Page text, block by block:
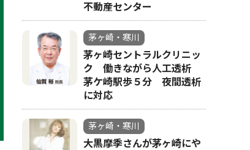
不動産センター
茅ヶ崎・寒川
茅ヶ崎セントラルクリニッ
ク 働きながら人工透析
茅ケ崎駅歩５分 夜間透析
に対応
茅ヶ崎・寒川
大黒摩季さんが茅ヶ崎にや